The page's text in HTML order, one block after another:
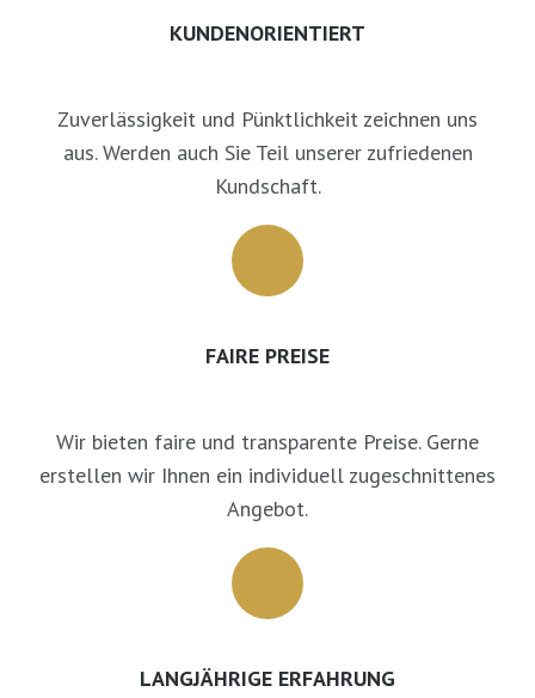
KUNDENORIENTIERT
Zuverlässigkeit und Pünktlichkeit zeichnen uns
aus. Werden auch Sie Teil unserer zufriedenen
Kundschaft.
FAIRE PREISE
Wir bieten faire und transparente Preise. Gerne
erstellen wir Ihnen ein individuell zugeschnittenes
Angebot.
LANGJÄHRIGE ERFAHRUNG